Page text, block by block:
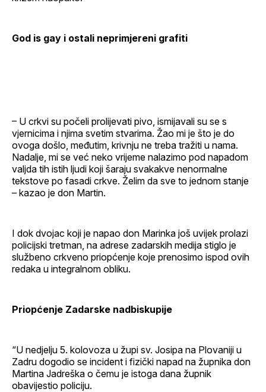
God is gay i ostali neprimjereni grafiti
– U crkvi su počeli prolijevati pivo, ismijavali su se s
vjernicima i njima svetim stvarima. Žao mi je što je do
ovoga došlo, međutim, krivnju ne treba tražiti u nama.
Nadalje, mi se već neko vrijeme nalazimo pod napadom
valjda tih istih ljudi koji šaraju svakakve nenormalne
tekstove po fasadi crkve. Želim da sve to jednom stanje
– kazao je don Martin.
I dok dvojac koji je napao don Marinka još uvijek prolazi
policijski tretman, na adrese zadarskih medija stiglo je
službeno crkveno priopćenje koje prenosimo ispod ovih
redaka u integralnom obliku.
Priopćenje Zadarske nadbiskupije
“U nedjelju 5. kolovoza u župi sv. Josipa na Plovaniji u
Zadru dogodio se incident i fizički napad na župnika don
Martina Jadreška o čemu je istoga dana župnik
obavijestio policiju.